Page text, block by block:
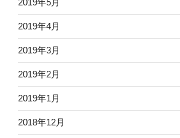
2019年5月
2019年4月
2019年3月
2019年2月
2019年1月
2018年12月